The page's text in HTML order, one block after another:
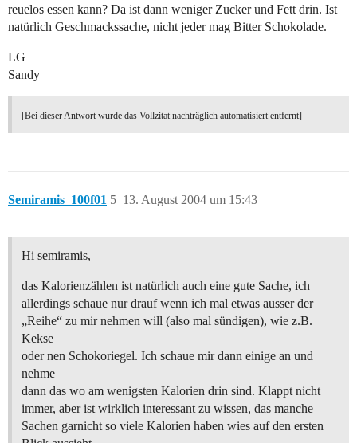
reuelos essen kann? Da ist dann weniger Zucker und Fett drin. Ist
natürlich Geschmackssache, nicht jeder mag Bitter Schokolade.
LG
Sandy
[Bei dieser Antwort wurde das Vollzitat nachträglich automatisiert entfernt]
Semiramis_100f01 13. August 2004 um 15:43
5
Hi semiramis,
das Kalorienzählen ist natürlich auch eine gute Sache, ich
allerdings schaue nur drauf wenn ich mal etwas ausser der
„Reihe“ zu mir nehmen will (also mal sündigen), wie z.B.
Kekse
oder nen Schokoriegel. Ich schaue mir dann einige an und
nehme
dann das wo am wenigsten Kalorien drin sind. Klappt nicht
immer, aber ist wirklich interessant zu wissen, das manche
Sachen garnicht so viele Kalorien haben wies auf den ersten